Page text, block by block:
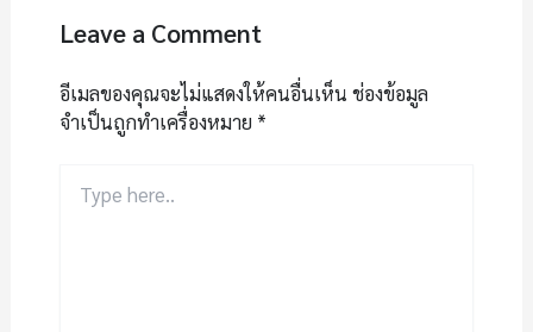
Leave a Comment
อีเมลของคุณจะไม่แสดงให้คนอื่นเห็น ช่องข้อมูล
จำเป็นถูกทำเครื่องหมาย *
here..